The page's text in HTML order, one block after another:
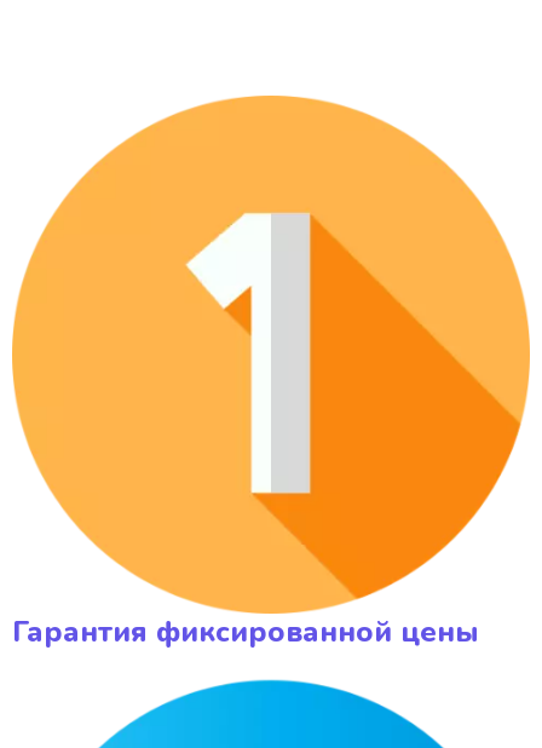
Гарантия фиксированной цены